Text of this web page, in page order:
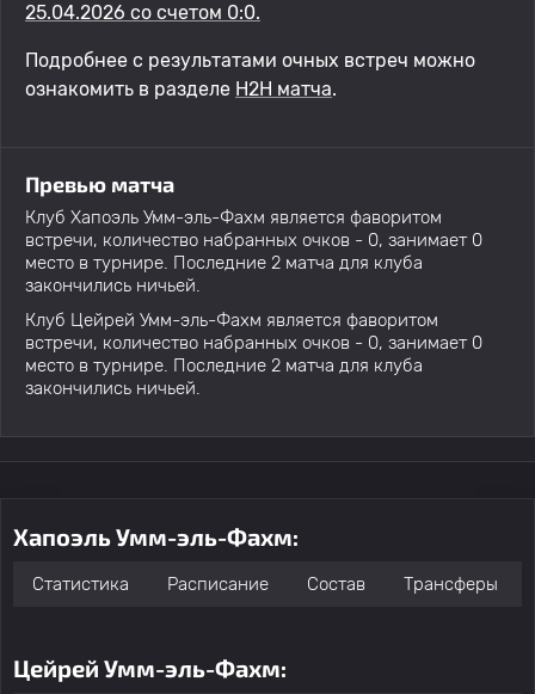
25.04.2026 со счетом 0:0.
Подробнее с результатами очных встреч можно
ознакомить в разделе H2H матча.
Превью матча
Клуб Хапоэль Умм-эль-Фахм является фаворитом
встречи, количество набранных очков - 0, занимает 0
место в турнире. Последние 2 матча для клуба
закончились ничьей.
Клуб Цейрей Умм-эль-Фахм является фаворитом
встречи, количество набранных очков - 0, занимает 0
место в турнире. Последние 2 матча для клуба
закончились ничьей.
Хапоэль Умм-эль-Фахм:
Статистика Расписание Состав Трансферы
Цейрей Умм-эль-Фахм: